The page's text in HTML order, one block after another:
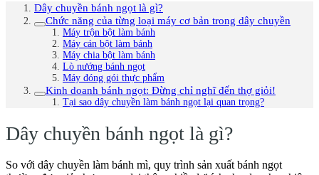
Dây chuyền bánh ngọt là gì?
Chức năng của từng loại máy cơ bản trong dây chuyền
Máy trộn bột làm bánh
Máy cán bột làm bánh
Máy chia bột làm bánh
Lò nướng bánh ngọt
Máy đóng gói thực phẩm
Kinh doanh bánh ngọt: Đừng chỉ nghĩ đến thợ giỏi!
Tại sao dây chuyền làm bánh ngọt lại quan trọng?
Dây chuyền bánh ngọt là gì?
So với dây chuyền làm bánh mì, quy trình sản xuất bánh ngọt